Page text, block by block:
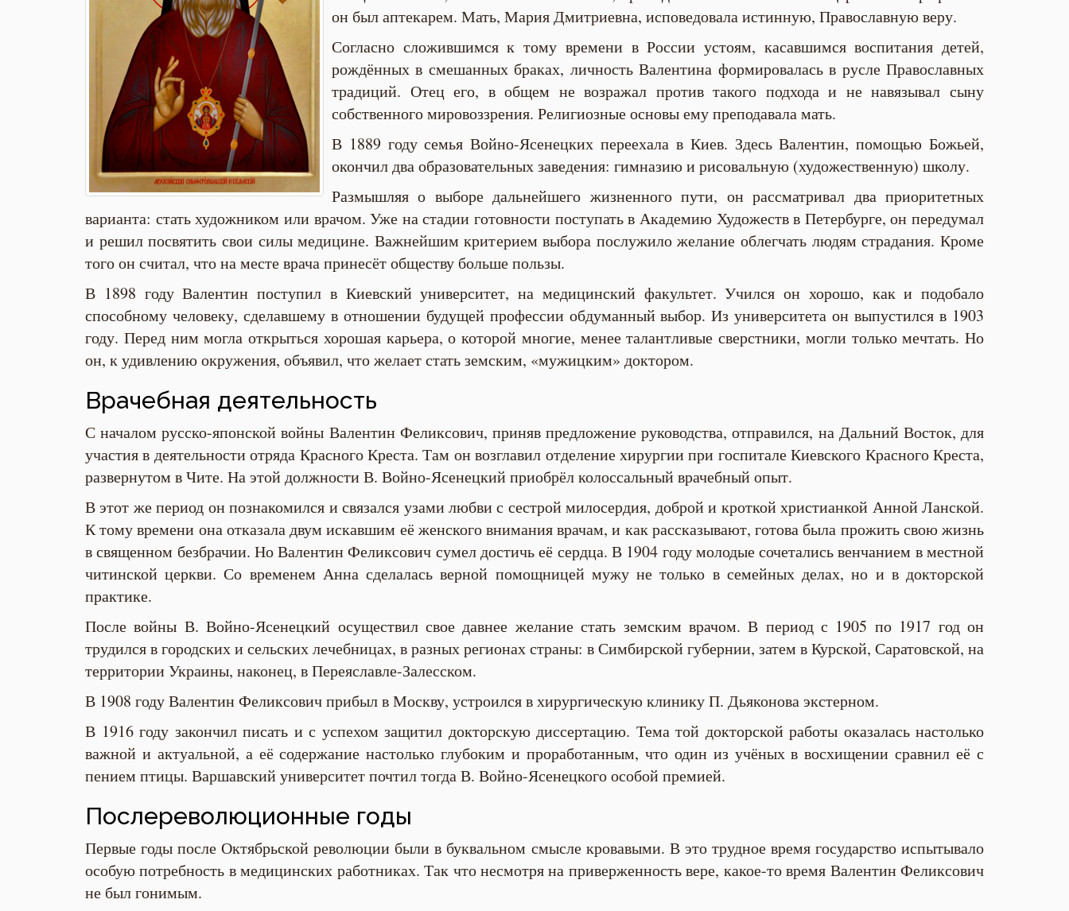
он был аптекарем. Мать, Мария Дмитриевна, исповедовала истинную, Православную веру.
Согласно сложившимся к тому времени в России устоям, касавшимся воспитания детей,
рождённых в смешанных браках, личность Валентина формировалась в русле Православных
традиций. Отец его, в общем не возражал против такого подхода и не навязывал сыну
собственного мировоззрения. Религиозные основы ему преподавала мать.
В 1889 году семья Войно-Ясенецких переехала в Киев. Здесь Валентин, помощью Божьей,
окончил два образовательных заведения: гимназию и рисовальную (художественную) школу.
Размышляя о выборе дальнейшего жизненного пути, он рассматривал два приоритетных
варианта: стать художником или врачом. Уже на стадии готовности поступать в Академию Художеств в Петербурге, он передумал
и решил посвятить свои силы медицине. Важнейшим критерием выбора послужило желание облегчать людям страдания. Кроме
того он считал, что на месте врача принесёт обществу больше пользы.
В 1898 году Валентин поступил в Киевский университет, на медицинский факультет. Учился он хорошо, как и подобало
способному человеку, сделавшему в отношении будущей профессии обдуманный выбор. Из университета он выпустился в 1903
году. Перед ним могла открыться хорошая карьера, о которой многие, менее талантливые сверстники, могли только мечтать. Но
он, к удивлению окружения, объявил, что желает стать земским, «мужицким» доктором.
Врачебная деятельность
С началом русско-японской войны Валентин Феликсович, приняв предложение руководства, отправился, на Дальний Восток, для
участия в деятельности отряда Красного Креста. Там он возглавил отделение хирургии при госпитале Киевского Красного Креста,
развернутом в Чите. На этой должности В. Войно-Ясенецкий приобрёл колоссальный врачебный опыт.
В этот же период он познакомился и связался узами любви с сестрой милосердия, доброй и кроткой христианкой Анной Ланской.
К тому времени она отказала двум искавшим её женского внимания врачам, и как рассказывают, готова была прожить свою жизнь
в священном безбрачии. Но Валентин Феликсович сумел достичь её сердца. В 1904 году молодые сочетались венчанием в местной
читинской церкви. Со временем Анна сделалась верной помощницей мужу не только в семейных делах, но и в докторской
практике.
После войны В. Войно-Ясенецкий осуществил свое давнее желание стать земским врачом. В период с 1905 по 1917 год он
трудился в городских и сельских лечебницах, в разных регионах страны: в Симбирской губернии, затем в Курской, Саратовской, на
территории Украины, наконец, в Переяславле-Залесском.
В 1908 году Валентин Феликсович прибыл в Москву, устроился в хирургическую клинику П. Дьяконова экстерном.
В 1916 году закончил писать и с успехом защитил докторскую диссертацию. Тема той докторской работы оказалась настолько
важной и актуальной, а её содержание настолько глубоким и проработанным, что один из учёных в восхищении сравнил её с
пением птицы. Варшавский университет почтил тогда В. Войно-Ясенецкого особой премией.
Послереволюционные годы
Первые годы после Октябрьской революции были в буквальном смысле кровавыми. В это трудное время государство испытывало
особую потребность в медицинских работниках. Так что несмотря на приверженность вере, какое-то время Валентин Феликсович
не был гонимым.